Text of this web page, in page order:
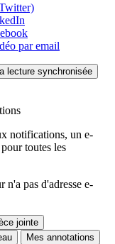
par email
lecture synchronisée
notifications, un e-
toutes les
n'a pas d'adresse e-
jointe
Mes annotations